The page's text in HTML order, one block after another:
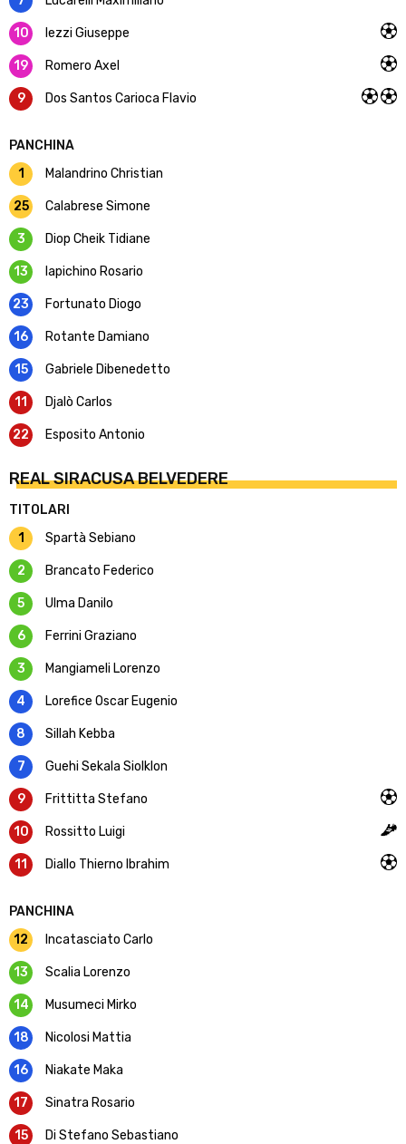
10 Iezzi Giuseppe
19 Romero Axel
9 Dos Santos Carioca Flavio
PANCHINA
1
Malandrino Christian
25 Calabrese Simone
3 Diop Cheik Tidiane
13 Iapichino Rosario
23 Fortunato Diogo
16 Rotante Damiano
15 Gabriele Dibenedetto
11 Djalò Carlos
22 Esposito Antonio
REAL SIRACUSA BELVEDERE
TITOLARI
1
Spartà Sebiano
2 Brancato Federico
5 Ulma Danilo
6 Ferrini Graziano
3 Mangiameli Lorenzo
4 Lorefice Oscar Eugenio
8 Sillah Kebba
7 Guehi Sekala Siolklon
9 Frittitta Stefano
10 Rossitto Luigi
11 Diallo Thierno Ibrahim
PANCHINA
12
Incatasciato Carlo
13 Scalia Lorenzo
14 Musumeci Mirko
18 Nicolosi Mattia
16 Niakate Maka
17 Sinatra Rosario
15 Di Stefano Sebastiano